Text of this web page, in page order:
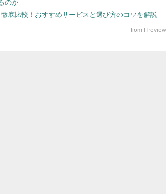
のか
底比較！おすすめサービスと選び方のコツを解説